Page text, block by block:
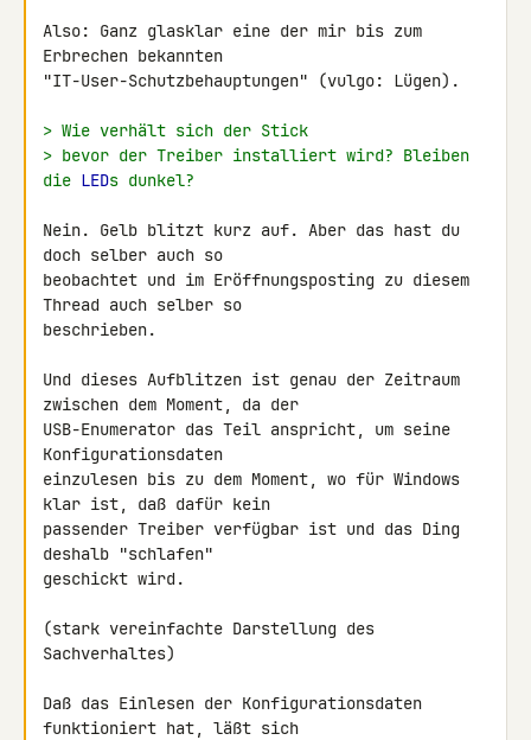
Also: Ganz glasklar eine der mir bis zum
Erbrechen bekannten
"IT-User-Schutzbehauptungen" (vulgo: Lügen).
> Wie verhält sich der Stick
> bevor der Treiber installiert wird? Bleiben
die LEDs dunkel?
Nein. Gelb blitzt kurz auf. Aber das hast du
doch selber auch so
beobachtet und im Eröffnungsposting zu diesem
Thread auch selber so
beschrieben.
Und dieses Aufblitzen ist genau der Zeitraum
zwischen dem Moment, da der
USB-Enumerator das Teil anspricht, um seine
Konfigurationsdaten
einzulesen bis zu dem Moment, wo für Windows
klar ist, daß dafür kein
passender Treiber verfügbar ist und das Ding
deshalb "schlafen"
geschickt wird.
(stark vereinfachte Darstellung des
Sachverhaltes)
Daß das Einlesen der Konfigurationsdaten
funktioniert hat, läßt sich